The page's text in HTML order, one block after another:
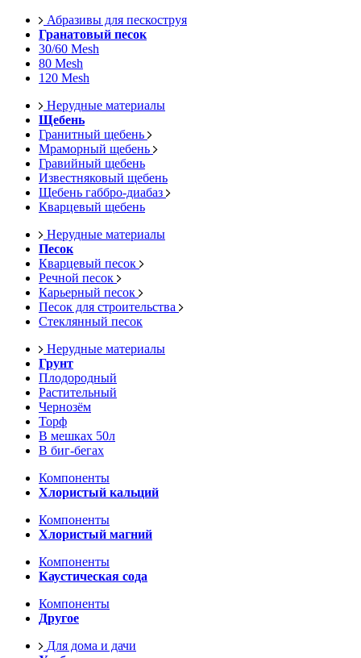
Абразивы для пескоструя
Гранатовый песок
30/60 Mesh
80 Mesh
120 Mesh
Нерудные материалы
Щебень
Гранитный щебень
Мраморный щебень
Гравийный щебень
Известняковый щебень
Щебень габбро-диабаз
Кварцевый щебень
Нерудные материалы
Песок
Кварцевый песок
Речной песок
Карьерный песок
Песок для строительства
Стеклянный песок
Нерудные материалы
Грунт
Плодородный
Растительный
Чернозём
Торф
В мешках 50л
В биг-бегах
Компоненты
Хлористый кальций
Компоненты
Хлористый магний
Компоненты
Каустическая сода
Компоненты
Другое
Для дома и дачи